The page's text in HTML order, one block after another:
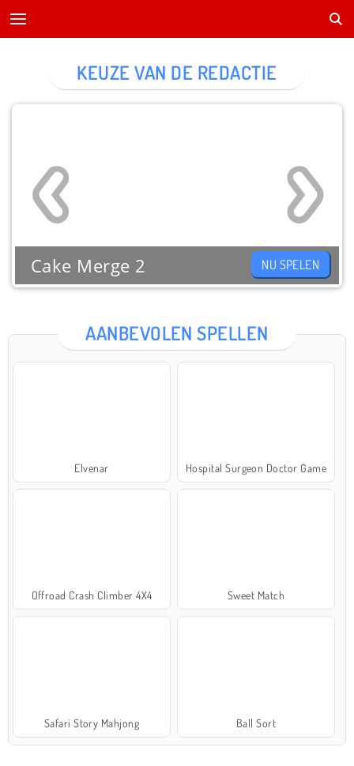
AANBEVOLEN SPELLEN
Elvenar Hospital Surgeon Doctor Game
Offroad Crash Climber 4X4 Sweet Match
Safari Story Mahjong Ball Sort
KEUZE VAN DE REDACTIE
Cake Merge 2 NU SPELEN